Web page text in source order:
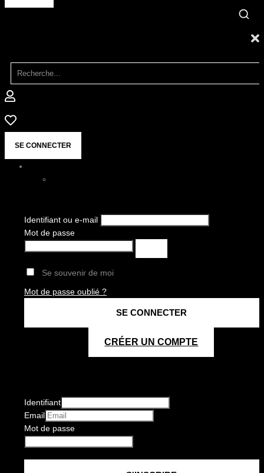
SE CONNECTER
Identifiant ou e-mail
Mot de passe
Se souvenir de moi
Mot de passe oublié ?
CRÉER UN COMPTE
Identifiant
Email
Mot de passe